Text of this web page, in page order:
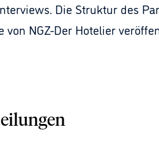
Die Struktur des
von NGZ-Der Hotelier